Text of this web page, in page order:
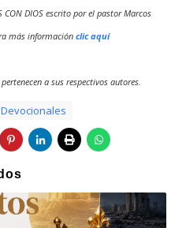
CON DIOS escrito por el pastor Marcos
más información clic aquí
a sus respectivos autores.
Devocionales